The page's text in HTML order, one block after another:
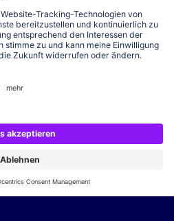
Arbeit
die pädagogische
bei Dokumentation,